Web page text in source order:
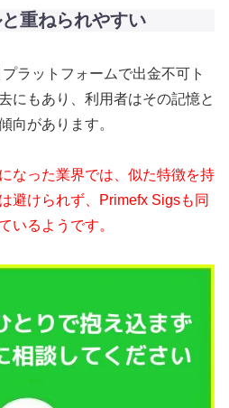
重ねられやすい
ラットフォームで出金不可ト
にもあり、利用者はその記憶と
向があります。
なった業界では、似た特徴を持
避けられず、Primefx Sigsも同
いるようです。